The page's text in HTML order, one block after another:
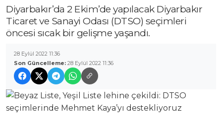
Diyarbakır’da 2 Ekim’de yapılacak Diyarbakır
Ticaret ve Sanayi Odası (DTSO) seçimleri
öncesi sıcak bir gelişme yaşandı.
28 Eylül 2022 11:36
Son Güncelleme: 28 Eylül 2022 11:36